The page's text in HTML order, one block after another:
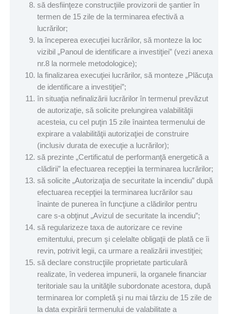
să desfiinţeze construcţiile provizorii de şantier în
termen de 15 zile de la terminarea efectivă a
lucrărilor;
la începerea execuţiei lucrărilor, să monteze la loc
vizibil „Panoul de identificare a investiţiei” (vezi anexa
nr.8 la normele metodologice);
la finalizarea execuţiei lucrărilor, să monteze „Plăcuţa
de identificare a investiţiei”;
în situaţia nefinalizării lucrărilor în termenul prevăzut
de autorizaţie, să solicite prelungirea valabilităţii
acesteia, cu cel puţin 15 zile înaintea termenului de
expirare a valabilităţii autorizaţiei de construire
(inclusiv durata de execuţie a lucrărilor);
să prezinte „Certificatul de performanţă energetică a
clădirii” la efectuarea recepţiei la terminarea lucrărilor;
să solicite „Autorizaţia de securitate la incendiu” după
efectuarea recepţiei la terminarea lucrărilor sau
înainte de punerea în funcţiune a clădirilor pentru
care s-a obţinut „Avizul de securitate la incendiu”;
să regularizeze taxa de autorizare ce revine
emitentului, precum şi celelalte obligaţii de plată ce îi
revin, potrivit legii, ca urmare a realizării investiţiei;
să declare construcţiile proprietate particulară
realizate, în vederea impunerii, la organele financiar
teritoriale sau la unităţile subordonate acestora, după
terminarea lor completă şi nu mai târziu de 15 zile de
la data expirării termenului de valabilitate a